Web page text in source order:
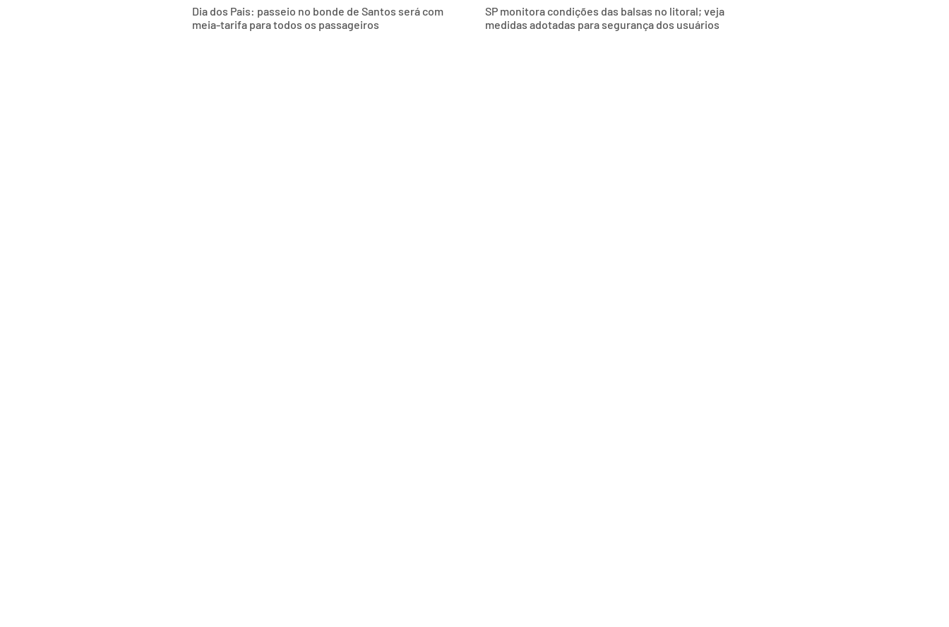
Dia dos Pais: passeio no bonde de Santos será com
meia-tarifa para todos os passageiros
SP monitora condições das balsas no litoral; veja
medidas adotadas para segurança dos usuários